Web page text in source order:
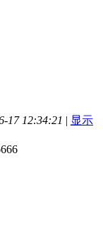
17 12:34:21 | 显示